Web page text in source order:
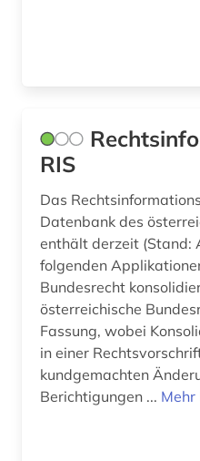
RIS
Das
Datenbank des
enthält derzeit (Stand:
folgenden Applikationen:
Bundesrecht
österreichische
Fassung, wobei
in einer
kundgemachten
Berichtigungen ... Mehr